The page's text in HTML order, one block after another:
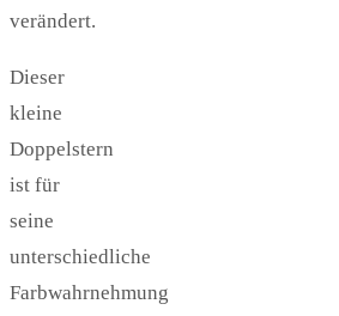
verändert.
Dieser
kleine
Doppelstern
ist für
seine
unterschiedliche
Farbwahrnehmung